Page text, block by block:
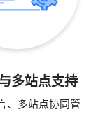
多站点支持
、多站点协同管